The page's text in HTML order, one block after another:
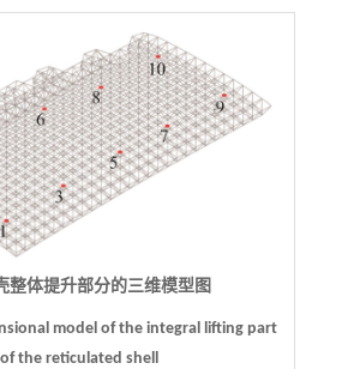
整体提升部分的三维模型图
model of the integral lifting part
of the reticulated shell